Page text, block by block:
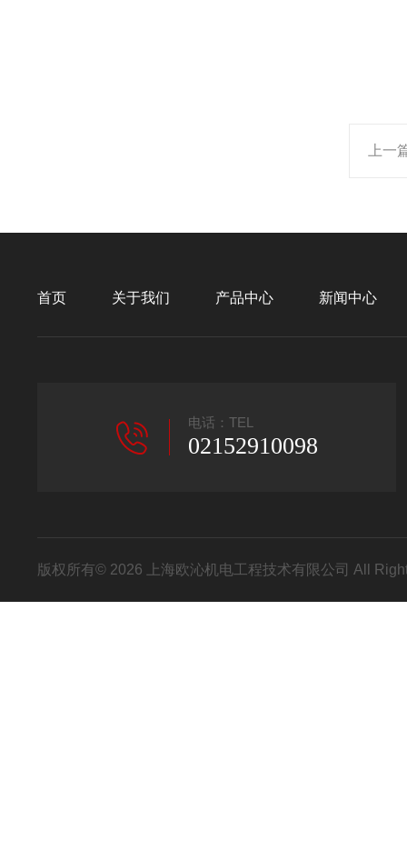
上一
首页 关于我们 产品中心 新闻中心
电话：TEL
02152910098
版权所有© 2026 上海欧沁机电工程技术有限公司 All